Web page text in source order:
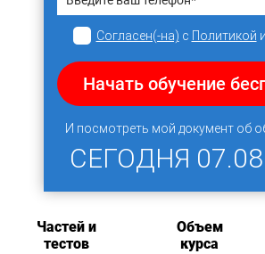
Согласен(-на) с Политикой и
Начать обучение
И посмотреть мой документ об
СЕГОДНЯ
Частей и
тестов
Объем
курса